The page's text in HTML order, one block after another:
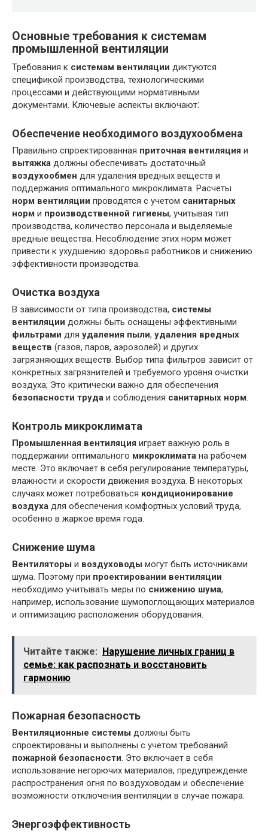
Основные требования к системам
промышленной вентиляции
Требования к системам вентиляции диктуются
спецификой производства, технологическими
процессами и действующими нормативными
документами. Ключевые аспекты включают⁚
Обеспечение необходимого воздухообмена
Правильно спроектированная приточная вентиляция и
вытяжка должны обеспечивать достаточный
воздухообмен для удаления вредных веществ и
поддержания оптимального микроклимата. Расчеты
норм вентиляции проводятся с учетом санитарных
норм и производственной гигиены, учитывая тип
производства, количество персонала и выделяемые
вредные вещества. Несоблюдение этих норм может
привести к ухудшению здоровья работников и снижению
эффективности производства.
Очистка воздуха
В зависимости от типа производства, системы
вентиляции должны быть оснащены эффективными
фильтрами для удаления пыли, удаления вредных
веществ (газов, паров, аэрозолей) и других
загрязняющих веществ. Выбор типа фильтров зависит от
конкретных загрязнителей и требуемого уровня очистки
воздуха; Это критически важно для обеспечения
безопасности труда и соблюдения санитарных норм.
Контроль микроклимата
Промышленная вентиляция играет важную роль в
поддержании оптимального микроклимата на рабочем
месте. Это включает в себя регулирование температуры,
влажности и скорости движения воздуха. В некоторых
случаях может потребоваться кондиционирование
воздуха для обеспечения комфортных условий труда,
особенно в жаркое время года.
Снижение шума
Вентиляторы и воздуховоды могут быть источниками
шума. Поэтому при проектировании вентиляции
необходимо учитывать меры по снижению шума,
например, использование шумопоглощающих материалов
и оптимизацию расположения оборудования.
Читайте также: Нарушение личных границ в
семье: как распознать и восстановить
гармонию
Пожарная безопасность
Вентиляционные системы должны быть
спроектированы и выполнены с учетом требований
пожарной безопасности. Это включает в себя
использование негорючих материалов, предупреждение
распространения огня по воздуховодам и обеспечение
возможности отключения вентиляции в случае пожара.
Энергоэффективность